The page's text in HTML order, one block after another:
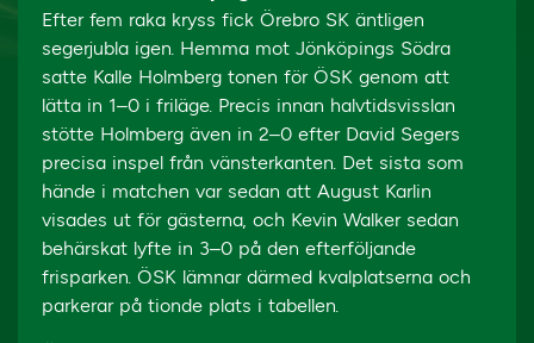
Efter fem raka kryss fick Örebro SK äntligen
segerjubla igen. Hemma mot Jönköpings Södra
satte Kalle Holmberg tonen för ÖSK genom att
lätta in 1–0 i friläge. Precis innan halvtidsvisslan
stötte Holmberg även in 2–0 efter David Segers
precisa inspel från vänsterkanten. Det sista som
hände i matchen var sedan att August Karlin
visades ut för gästerna, och Kevin Walker sedan
behärskat lyfte in 3–0 på den efterföljande
frisparken. ÖSK lämnar därmed kvalplatserna och
parkerar på tionde plats i tabellen.